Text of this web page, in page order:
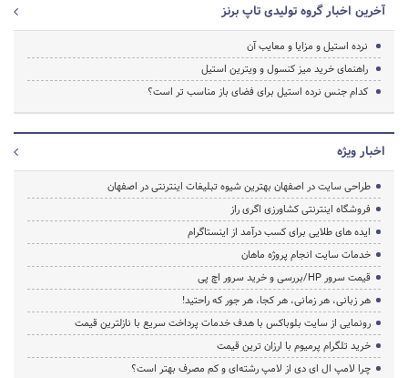
آخرین اخبار گروه تولیدی تاپ برنز
نرده استیل و مزایا و معایب آن
راهنمای خرید میز کنسول و ویترین استیل
کدام جنس نرده استیل برای فضای باز مناسب تر است؟
اخبار ویژه
طراحی سایت در اصفهان بهترین شیوه تبلیغات اینترنتی در اصفهان
فروشگاه اینترنتی کشاورزی اگری راز
ایده های طلایی برای کسب درآمد از اینستاگرام
خدمات سایت انجام پروژه ماهان
قیمت سرور HP/بررسی و خرید سرور اچ پی
هر زبانی، هر زمانی، هر کجا، هر جور که راحتید!
رونمایی از سایت بلوباکس با هدف خدمات پرداخت سریع با نازلترین قیمت
خرید تلگرام پرمیوم با ارزان ترین قیمت
چرا لامپ ال ای دی از لامپ رشته‌ای و کم مصرف بهتر است؟